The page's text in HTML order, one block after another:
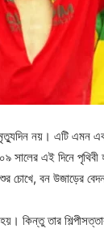
নয়। এটি এমন
সালের এই দিনে
বন উজাড়ের
কিন্তু তার